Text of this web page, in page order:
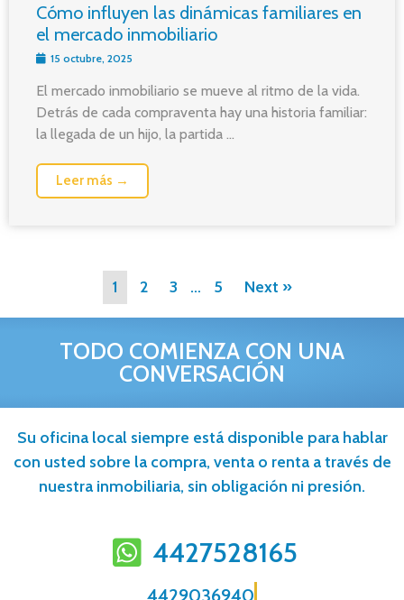
Cómo influyen las dinámicas familiares en
el mercado inmobiliario
15 octubre, 2025
El mercado inmobiliario se mueve al ritmo de la vida.
Detrás de cada compraventa hay una historia familiar:
la llegada de un hijo, la partida ...
Leer más →
1 2 3 … 5 Next »
TODO COMIENZA CON UNA
CONVERSACIÓN
Su oficina local siempre está disponible para hablar
con usted sobre la compra, venta o renta a través de
nuestra inmobiliaria, sin obligación ni presión.
4427528165